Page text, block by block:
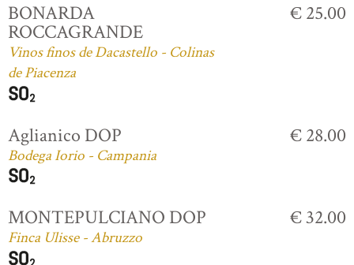
BONARDA
ROCCAGRANDE
Vinos finos de Dacastello - Colinas
de Piacenza
€ 25.00
Aglianico DOP
Bodega Iorio - Campania
€ 28.00
MONTEPULCIANO DOP
Finca Ulisse - Abruzzo
€ 32.00